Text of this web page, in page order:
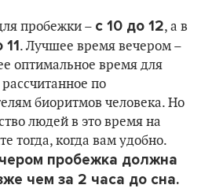
пробежки – с 10 до 12, а в
11. Лучшее время вечером –
оптимальное время для
по
биоритмов человека. Но
людей в это время на
тогда, когда вам удобно.
пробежка должна
чем за 2 часа до сна.